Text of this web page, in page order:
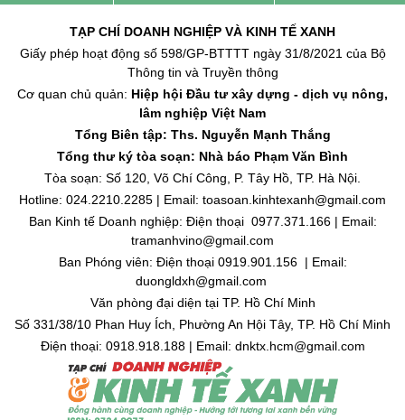
TẠP CHÍ DOANH NGHIỆP VÀ KINH TẾ XANH
Giấy phép hoạt động số 598/GP-BTTTT ngày 31/8/2021 của Bộ
Thông tin và Truyền thông
Cơ quan chủ quản: Hiệp hội Đầu tư xây dựng - dịch vụ nông,
lâm nghiệp Việt Nam
Tổng Biên tập: Ths. Nguyễn Mạnh Thắng
Tổng thư ký tòa soạn: Nhà báo Phạm Văn Bình
Tòa soạn: Số 120, Võ Chí Công, P. Tây Hồ, TP. Hà Nội.
Hotline: 024.2210.2285 | Email: toasoan.kinhtexanh@gmail.com
Ban Kinh tế Doanh nghiệp: Điện thoại 0977.371.166 | Email:
tramanhvino@gmail.com
Ban Phóng viên: Điện thoại 0919.901.156 | Email:
duongldxh@gmail.com
Văn phòng đại diện tại TP. Hồ Chí Minh
Số 331/38/10 Phan Huy Ích, Phường An Hội Tây, TP. Hồ Chí Minh
Điện thoại: 0918.918.188 | Email: dnktx.hcm@gmail.com